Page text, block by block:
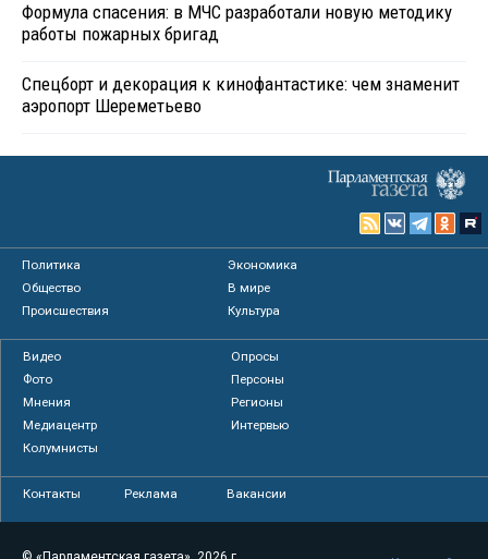
Формула спасения: в МЧС разработали новую методику
работы пожарных бригад
Спецборт и декорация к кинофантастике: чем знаменит
аэропорт Шереметьево
Политика
Экономика
Общество
В мире
Происшествия
Культура
Видео
Опросы
Фото
Персоны
Мнения
Регионы
Медиацентр
Интервью
Колумнисты
Контакты Реклама Вакансии